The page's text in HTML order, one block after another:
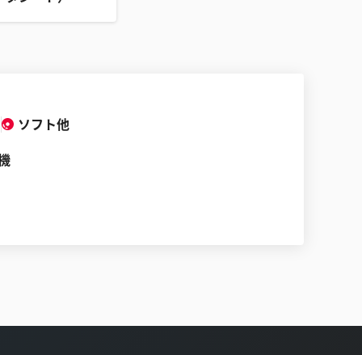
ソフト他